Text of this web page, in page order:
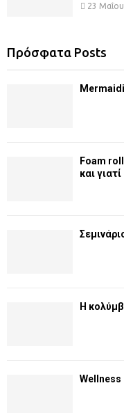
23
Πρόσφατα Posts
Foam
και
Η
Wellness